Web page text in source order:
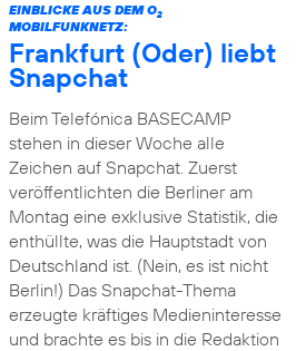
EINBLICKE AUS DEM O2
MOBILFUNKNETZ:
Frankfurt (Oder) liebt
Snapchat
Beim Telefónica BASECAMP
stehen in dieser Woche alle
Zeichen auf Snapchat. Zuerst
veröffentlichten die Berliner am
Montag eine exklusive Statistik, die
enthüllte, was die Hauptstadt von
Deutschland ist. (Nein, es ist nicht
Berlin!) Das Snapchat-Thema
erzeugte kräftiges Medieninteresse
und brachte es bis in die Redaktion